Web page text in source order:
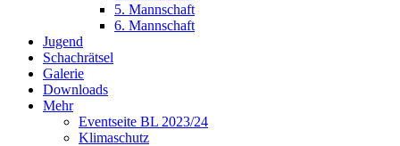
5. Mannschaft
6. Mannschaft
Jugend
Schachrätsel
Galerie
Downloads
Mehr
Eventseite BL 2023/24
Klimaschutz